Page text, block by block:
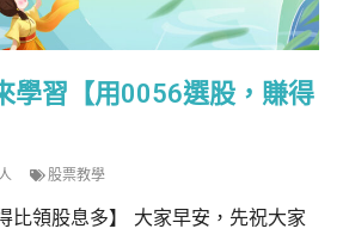
學習【用0056選股，賺得
股票教學
比領股息多】 大家早安，先祝大家